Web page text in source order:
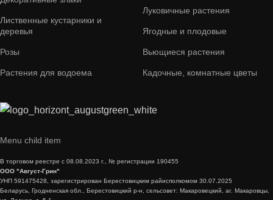
Лиственные кустарники и
деревья
Розы
Растения для водоема
Луковичные растения
Ягодные и плодовые
Вьющиеся растения
Кадочные, комнатные цветы
Menu child item
В торговом реестре с 08.08.2023 г., № регистрации 190455
ООО "Август-Грин"
УНП 591475428, зарегистрирован Берестовицким райисполкомом 30.07.2025
Беларусь, Гродненская обл., Берестовицкий р-н, сельсовет: Макаровецкий, аг. Макаровцы,